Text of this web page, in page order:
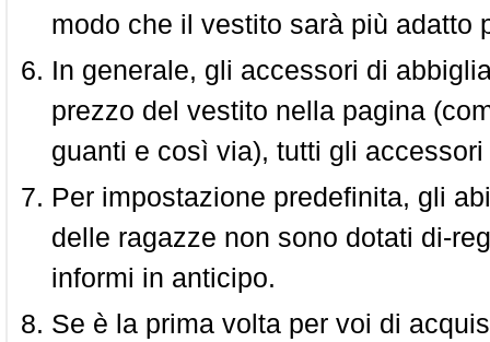
modo che il vestito sarà più adatto
In generale, gli accessori di
prezzo del vestito nella pagina
guanti e così via), tutti gli
Per impostazione predefinita, gli
delle ragazze non sono dotati di-
informi in anticipo.
Se è la prima volta per voi di